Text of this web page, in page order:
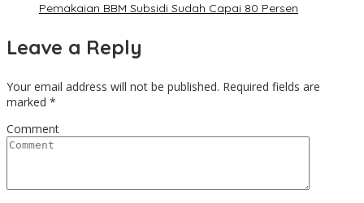
Pemakaian BBM Subsidi Sudah Capai 80 Persen
Leave a Reply
Your email address will not be published. Required fields are
marked *
Comment